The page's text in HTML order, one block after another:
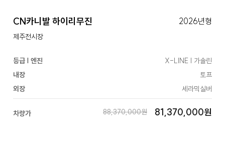
CN카니발 하이리무진 2026년형
제주전시장
등급 | 엔진
X-LINE | 가솔린
내장
토프
외장
세라믹실버
차량가 88,370,000원 81,370,000원